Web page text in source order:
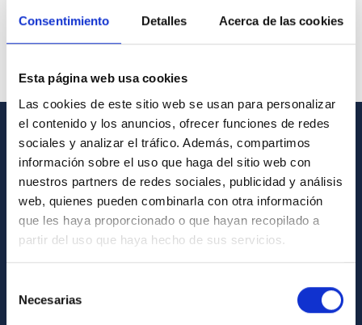
Consentimiento Detalles Acerca de las cookies
Esta página web usa cookies
Las cookies de este sitio web se usan para personalizar
el contenido y los anuncios, ofrecer funciones de redes
sociales y analizar el tráfico. Además, compartimos
información sobre el uso que haga del sitio web con
nuestros partners de redes sociales, publicidad y análisis
web, quienes pueden combinarla con otra información
que les haya proporcionado o que hayan recopilado a
partir del uso que haya hecho de sus servicios.
Necesarias
GENERAL INFORMATION
Contact
How to get to the IAC
List of personnel
Library
General register